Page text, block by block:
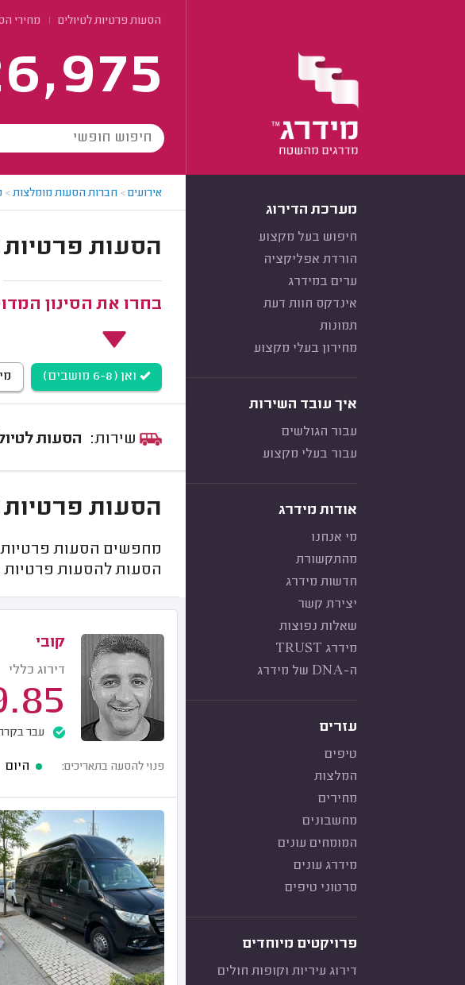
הסעות פרטיות לטיולים מחירי
מערכת הדירוג
חיפוש בעל מקצוע
הורדת אפליקציה
ערים במידרג
אינדקס חוות דעת
תמונות
מחירון בעלי מקצוע
איך עובד השירות
עבור הגולשים
עבור בעלי מקצוע
אודות מידרג
מי אנחנו
מהתקשורת
חדשות מידרג
יצירת קשר
שאלות נפוצות
מידרג TRUST
ה-DNA של מידרג
עזרים
טיפים
המלצות
מחירים
מחשבונים
המומחים עונים
מידרג עונים
סרטוני טיפים
פרויקטים מיוחדים
דירוג עיריות וקופות חולים
אירועים> חברות הסעות מומלצות>
הסעות פרטיות
בחרו את הסינון
ואן (6-8 מושבים)
הסעות
הסעות פרטיות
מחפשים הסעות פרטיות
הסעות להסעות פרטיות
קובי
דירוג כללי
עבר
פנוי להסעה בתאריכים: היום